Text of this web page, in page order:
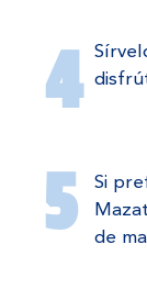
Si
de